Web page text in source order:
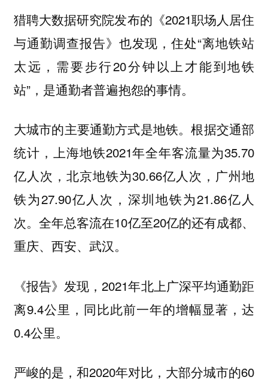
猎聘大数据研究院发布的《2021职场人居住
与通勤调查报告》也发现，住处“离地铁站
太远，需要步行20分钟以上才能到地铁
站”，是通勤者普遍抱怨的事情。
大城市的主要通勤方式是地铁。根据交通部
统计，上海地铁2021年全年客流量为35.70
亿人次，北京地铁为30.66亿人次，广州地
铁为27.90亿人次，深圳地铁为21.86亿人
次。全年总客流在10亿至20亿的还有成都、
重庆、西安、武汉。
《报告》发现，2021年北上广深平均通勤距
离9.4公里，同比此前一年的增幅显著，达
0.4公里。
严峻的是，和2020年对比，大部分城市的60